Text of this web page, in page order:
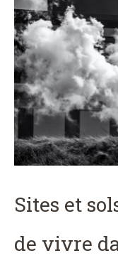
Sites et
de vivre